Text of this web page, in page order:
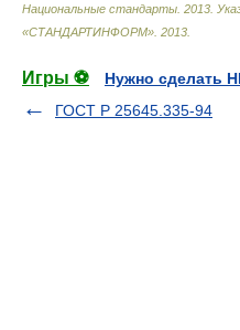
Национальные стандарты. 2013.
«СТАНДАРТИНФОРМ» 2013
Игры ⚽
Нужно сделать
ГОСТ Р 25645.335-94